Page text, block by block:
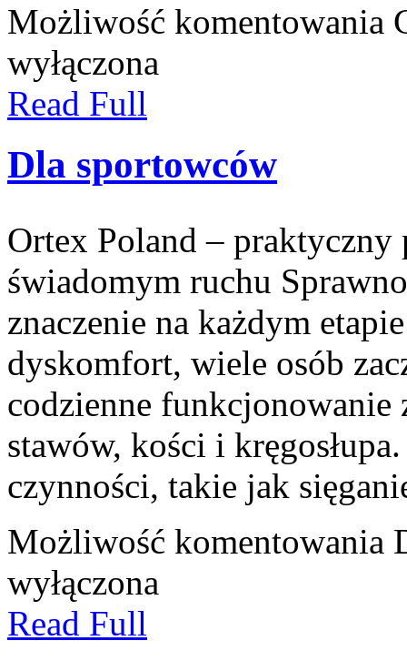
Możliwość komentowania
wyłączona
Read Full
Dla sportowców
Ortex Poland –
świadomym ruchu
znaczenie na każdym
dyskomfort, wiele osób
codzienne funkcjonowanie
stawów, kości i
czynności, takie jak
Możliwość komentowania
wyłączona
Read Full